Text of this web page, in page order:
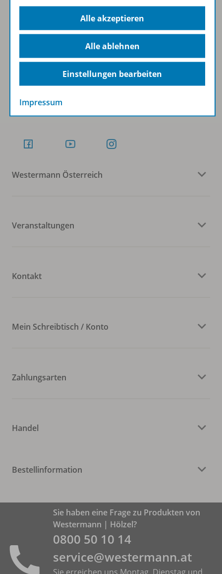
Zum Newsletter anmelden
Folgen Sie uns auf Social Media
Westermann Österreich
Veranstaltungen
Kontakt
Mein Schreibtisch / Konto
Zahlungsarten
Handel
Bestellinformation
Sie haben eine Frage zu Produkten von
Westermann | Hölzel?
0800 50 10 14
service@westermann.at
Sie erreichen uns Montag, Dienstag und
Alle akzeptieren
Alle ablehnen
Einstellungen bearbeiten
Impressum